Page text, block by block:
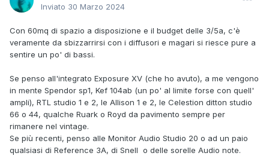
Inviato 30 Marzo 2024
Con 60mq di spazio a disposizione e il budget delle 3/5a, c'è
veramente da sbizzarrirsi con i diffusori e magari si riesce pure a
sentire un po' di bassi.
Se penso all'integrato Exposure XV (che ho avuto), a me vengono
in mente Spendor sp1, Kef 104ab (un po' al limite forse con quell'
ampli), RTL studio 1 e 2, le Allison 1 e 2, le Celestion ditton studio
66 o 44, qualche Ruark o Royd da pavimento sempre per
rimanere nel vintage.
Se più recenti, penso alle Monitor Audio Studio 20 o ad un paio
qualsiasi di Reference 3A, di Snell o delle sorelle Audio note.